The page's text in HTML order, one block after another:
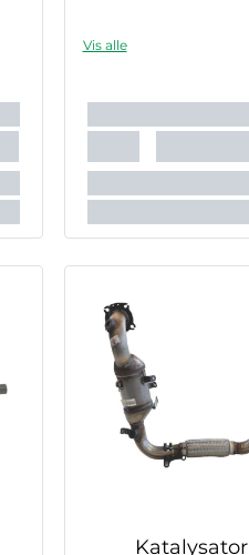
Vis alle
Katalysator